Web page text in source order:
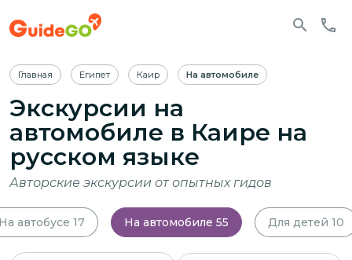
Главная Египет Каир На автомобиле
Экскурсии на
автомобиле в Каире на
русском языке
Авторские экскурсии от опытных гидов
автобусе 17 На автомобиле 55 Для детей 10